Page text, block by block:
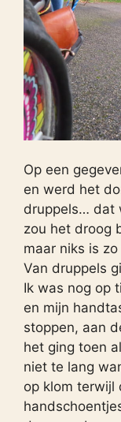
Op een
en werd het
druppels… dat
zou het droog
maar niks is
Van druppels
Ik was nog op
en mijn
stoppen, aan
het ging toen
niet te lang
op klom terwijl